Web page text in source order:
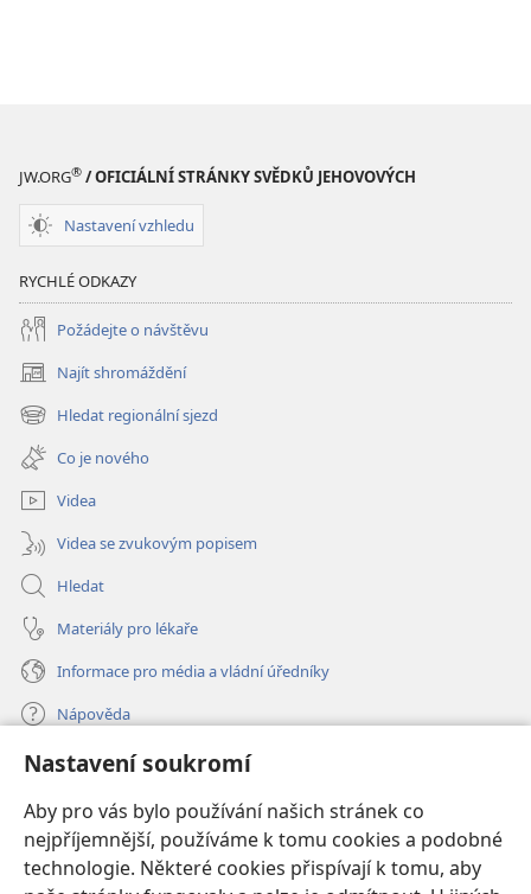
Nastavení soukromí
Aby pro vás bylo používání našich stránek co
nejpříjemnější, používáme k tomu cookies a podobné
technologie. Některé cookies přispívají k tomu, aby
JW.ORG® / OFICIÁLNÍ STRÁNKY SVĚDKŮ JEHOVOVÝCH
Nastavení vzhledu
RYCHLÉ ODKAZY
Požádejte o návštěvu
Najít shromáždění
(otevřeno
nové
okno)
Hledat regionální sjezd
(otevřeno
nové
okno)
Co je nového
Videa
Videa se zvukovým popisem
Hledat
Materiály pro lékaře
Informace pro média a vládní úředníky
Nápověda
Dary
nové
okno) ONLINE KNIHOVNA Strážné věže
(otevřeno
nové
®